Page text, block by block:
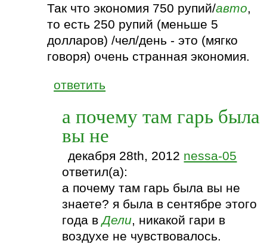
Так что экономия 750 рупий/авто,
то есть 250 рупий (меньше 5
долларов) /чел/день - это (мягко
говоря) очень странная экономия.
ответить
а почему там гарь была
вы не
декабря 28th, 2012 nessa-05
ответил(а):
а почему там гарь была вы не
знаете? я была в сентябре этого
года вДели, никакой гари в
воздухе не чувствовалось.